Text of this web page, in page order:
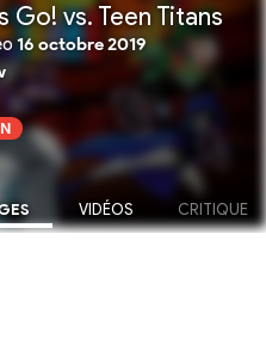
Go! vs. Teen Titans
16 octobre 2019
VIDÉOS CRITIQUE